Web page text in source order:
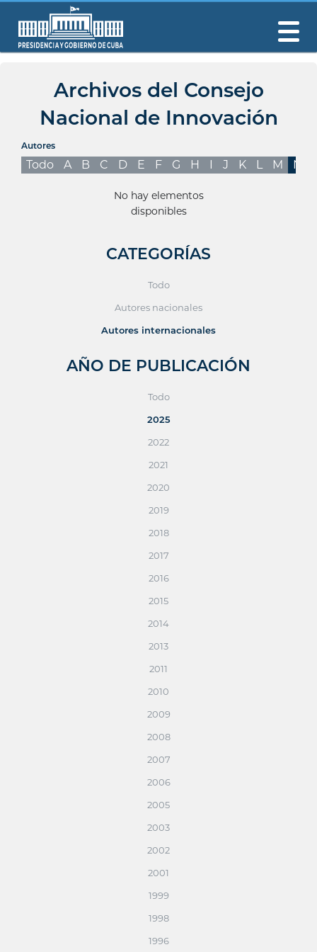
Archivos del Consejo
Nacional de Innovación
Autores
Todo A B C D E F G H I J K L M N
No hay elementos
disponibles
CATEGORÍAS
Todo
Autores nacionales
Autores internacionales
AÑO DE PUBLICACIÓN
Todo
2025
2022
2021
2020
2019
2018
2017
2016
2015
2014
2013
2011
2010
2009
2008
2007
2006
2005
2003
2002
2001
1999
1998
1996